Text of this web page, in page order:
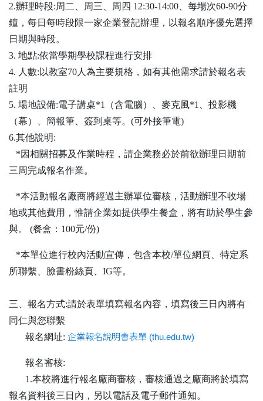
2.辦理時段:周二、周三、周四 12:30-14:00、每場次60-90分
鐘，每日每時段限一家企業登記辦理，以報名順序優先選擇
日期與時段。
3. 地點:依當學期學校課程進行安排
4. 人數:以教室70人為主要規格，如有其他需求請於報名表
註明
5. 場地設備:電子講桌*1（含電腦）、麥克風*1、投影機
（幕）、簡報筆、簽到桌等。(可外接筆電)
6.其他說明:
*因相關招募及作業時程，請企業務必於前欲辦理日期前
三周完成報名作業。
*本活動報名廠商將經過主辦單位審核，活動辦理不收場
地或其他費用，惟請企業如提供學生餐盒，將有助於學生參
與。 (餐盒：100元/份)
*本單位進行校內活動宣傳，包含本校/單位網頁、特定系
所聯繫、臉書粉絲頁、IG等。
三、報名方式:請於表單填寫報名內容，填寫後三日內將有
同仁與您聯繫
報名網址: 企業報名說明會表單 (thu.edu.tw)
報名審核:
1.本校將進行報名廠商審核，審核通過之廠商將於填寫
報名資料後三日內，另以電話及電子郵件通知。